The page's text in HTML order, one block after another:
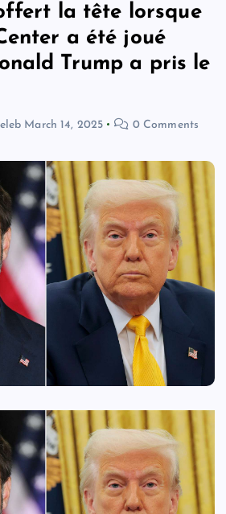
la tête lorsque
a été joué
Trump a pris le
March 14, 2025 0 Comments